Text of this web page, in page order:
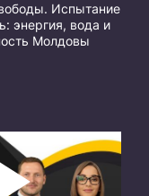
Испытание
энергия, вода и
Молдовы